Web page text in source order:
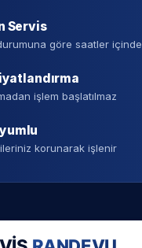
Servis
göre saatler içinde
işlem başlatılmaz
korunarak işlenir